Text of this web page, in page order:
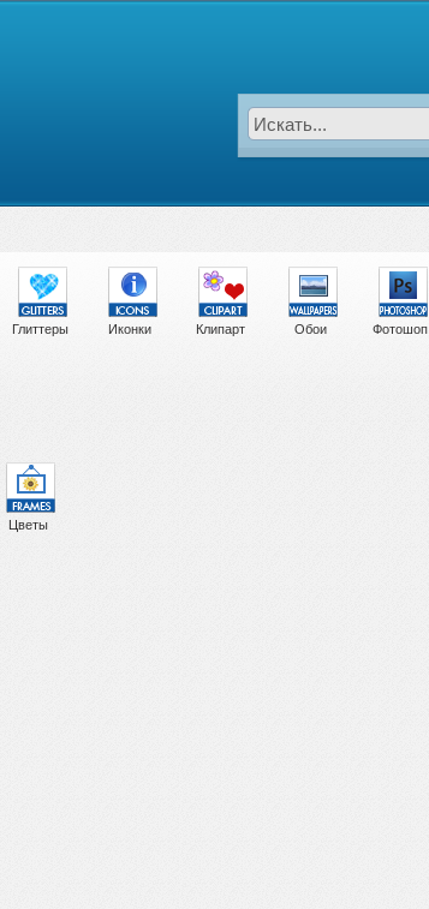
Глиттеры Иконки Клипарт Обои Фотошоп
Цветы